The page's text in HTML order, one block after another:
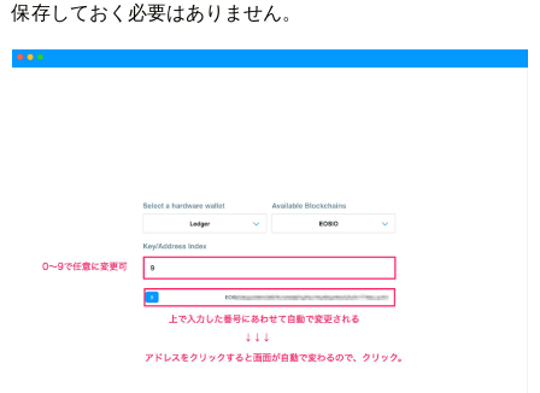
保存しておく必要はありません。